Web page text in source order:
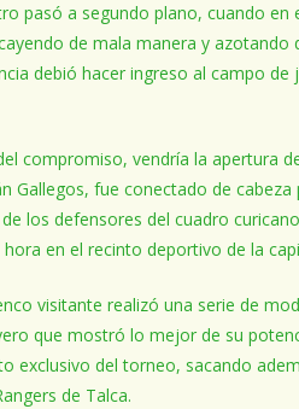
pasó a segundo plano, cuando
de mala manera y azotando
debió hacer ingreso al campo
compromiso, vendría la apertura
Gallegos, fue conectado de
los defensores del cuadro
en el recinto deportivo de la
visitante realizó una serie de
que mostró lo mejor de su
exclusivo del torneo, sacando
de Talca.